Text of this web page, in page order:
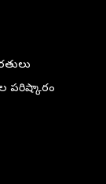
పరిష్కారం